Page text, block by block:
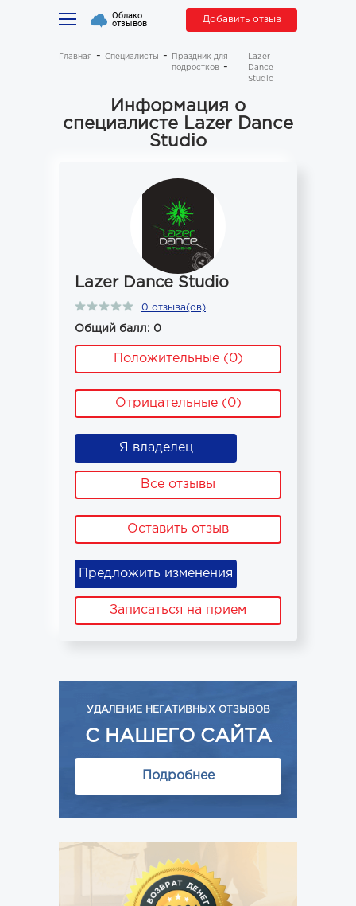
Облако
отзывов Добавить отзыв
Главная Специалисты
Праздник для
подростков
Lazer
Dance
Studio
Информация о
специалисте Lazer Dance
Studio
Lazer Dance Studio
0 отзыва(ов)
Общий балл: 0
Положительные (0)
Отрицательные (0)
Я владелец
Все отзывы
Оставить отзыв
Предложить изменения
Записаться на прием
УДАЛЕНИЕ НЕГАТИВНЫХ ОТЗЫВОВ
С НАШЕГО САЙТА
Подробнее